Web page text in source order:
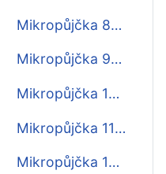
Mikropůjčka 8000
Mikropůjčka 9000
Mikropůjčka 10000
Mikropůjčka 11000
Mikropůjčka 12000